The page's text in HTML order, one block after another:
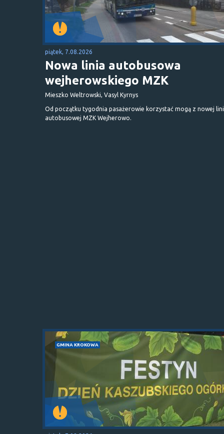
piątek, 7.08.2026
Nowa linia autobusowa
wejherowskiego MZK
Mieszko Weltrowski, Vasyl Kyrnys
Od początku tygodnia pasażerowie korzystać mogą z nowej
autobusowej MZK Wejherowo.
GMINA KROKOWA